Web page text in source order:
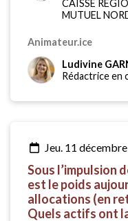
CAISSE
MUTUEL
Animateur.ice
Ludivine
Rédactrice en
jeu. 11 décembre
Sous l’impulsion
est le poids
allocations (en
Quels actifs ont